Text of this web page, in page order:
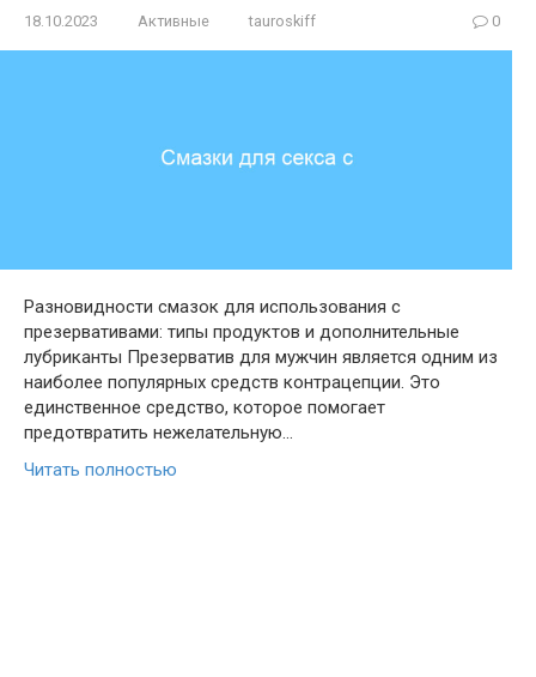
18.10.2023 Активные tauroskiff 0
Разновидности смазок для использования с
презервативами: типы продуктов и дополнительные
лубриканты Презерватив для мужчин является одним из
наиболее популярных средств контрацепции. Это
единственное средство, которое помогает
предотвратить нежелательную…
Читать полностью